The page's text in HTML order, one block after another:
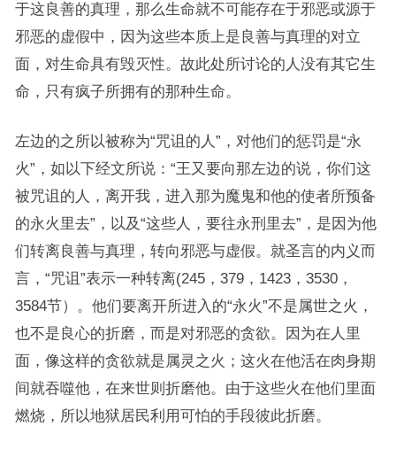
于这良善的真理，那么生命就不可能存在于邪恶或源于
邪恶的虚假中，因为这些本质上是良善与真理的对立
面，对生命具有毁灭性。故此处所讨论的人没有其它生
命，只有疯子所拥有的那种生命。
左边的之所以被称为“咒诅的人”，对他们的惩罚是“永
火”，如以下经文所说：“王又要向那左边的说，你们这
被咒诅的人，离开我，进入那为魔鬼和他的使者所预备
的永火里去”，以及“这些人，要往永刑里去”，是因为他
们转离良善与真理，转向邪恶与虚假。就圣言的内义而
言，“咒诅”表示一种转离(245，379，1423，3530，
3584节）。他们要离开所进入的“永火”不是属世之火，
也不是良心的折磨，而是对邪恶的贪欲。因为在人里
面，像这样的贪欲就是属灵之火；这火在他活在肉身期
间就吞噬他，在来世则折磨他。由于这些火在他们里面
燃烧，所以地狱居民利用可怕的手段彼此折磨。